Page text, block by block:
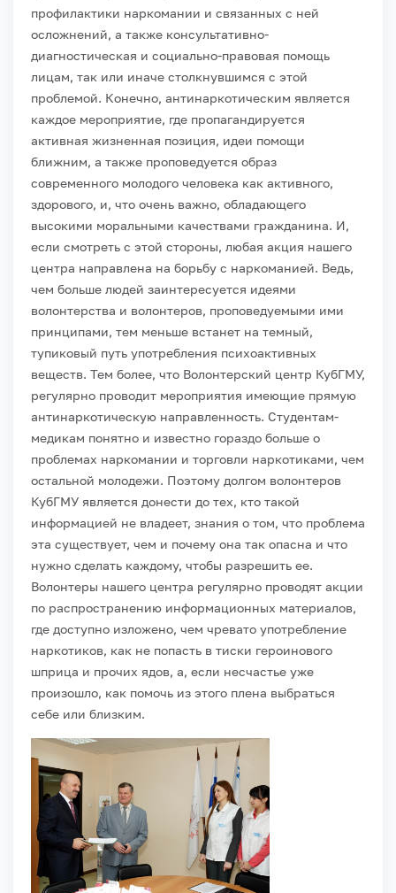
профилактики наркомании и связанных с ней
осложнений, а также консультативно-
диагностическая и социально-правовая помощь
лицам, так или иначе столкнувшимся с этой
проблемой. Конечно, антинаркотическим является
каждое мероприятие, где пропагандируется
активная жизненная позиция, идеи помощи
ближним, а также проповедуется образ
современного молодого человека как активного,
здорового, и, что очень важно, обладающего
высокими моральными качествами гражданина. И,
если смотреть с этой стороны, любая акция нашего
центра направлена на борьбу с наркоманией. Ведь,
чем больше людей заинтересуется идеями
волонтерства и волонтеров, проповедуемыми ими
принципами, тем меньше встанет на темный,
тупиковый путь употребления психоактивных
веществ. Тем более, что Волонтерский центр КубГМУ,
регулярно проводит мероприятия имеющие прямую
антинаркотическую направленность. Студентам-
медикам понятно и известно гораздо больше о
проблемах наркомании и торговли наркотиками, чем
остальной молодежи. Поэтому долгом волонтеров
КубГМУ является донести до тех, кто такой
информацией не владеет, знания о том, что проблема
эта существует, чем и почему она так опасна и что
нужно сделать каждому, чтобы разрешить ее.
Волонтеры нашего центра регулярно проводят акции
по распространению информационных материалов,
где доступно изложено, чем чревато употребление
наркотиков, как не попасть в тиски героинового
шприца и прочих ядов, а, если несчастье уже
произошло, как помочь из этого плена выбраться
себе или близким.